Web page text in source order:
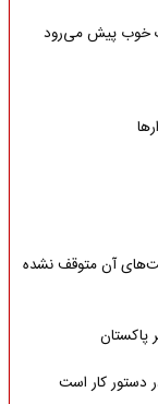
خوب پیش می‌رود
آن متوقف نشده
پاکستان
دستور کار است